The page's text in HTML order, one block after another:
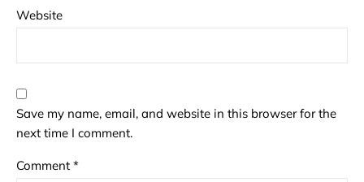
Website
Save my name, email, and website in this browser for the
next time I comment.
Comment *